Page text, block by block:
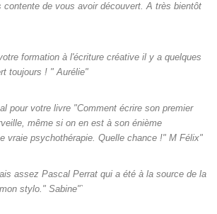
contente de vous avoir découvert. A très bientôt
formation à l'écriture créative il y a quelques
toujours ! " Aurélie"
pour votre livre "Comment écrire son premier
même si on en est à son énième
vraie psychothérapie. Quelle chance !" M Félix"
assez Pascal Perrat qui a été à la source de la
stylo." Sabine"`